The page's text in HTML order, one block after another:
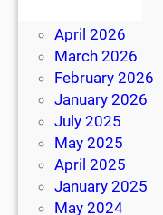
April 2026
March 2026
February 2026
January 2026
July 2025
May 2025
April 2025
January 2025
May 2024